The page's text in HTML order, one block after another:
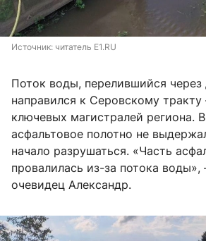
Источник: читатель E1.RU
Поток воды, перелившийся через
направился к Серовскому
ключевых магистралей региона. В
асфальтовое полотно не
начало разрушаться. «Часть
провалилась из-за потока
очевидец Александр.